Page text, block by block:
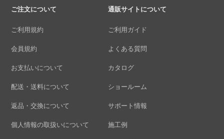
ご注文について
ご利用規約
会員規約
お支払いについて
配送・送料について
返品・交換について
個人情報の取扱いについて
通販サイトについて
ご利用ガイド
よくある質問
カタログ
ショールーム
サポート情報
施工例